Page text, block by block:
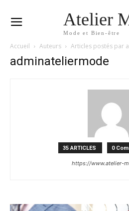
Atelier
Mode et Bien-être
Accueil Auteurs Articles postés par
adminateliermode
35 ARTICLES 0
https://www.atelier-